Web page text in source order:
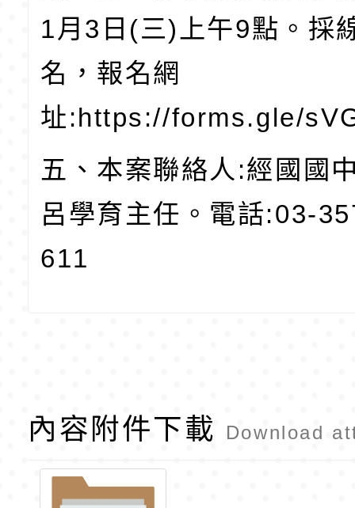
1月3日(三)上午9點。採
名，報名網
址:https://forms.gle/
五、本案聯絡人:經國國
呂學育主任。電話:03-
611
內容附件下載 Download